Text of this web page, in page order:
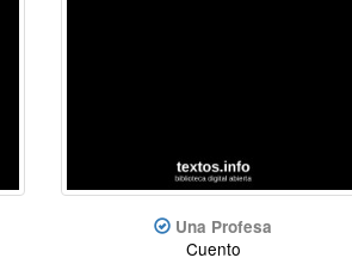
Una Profesa
Cuento